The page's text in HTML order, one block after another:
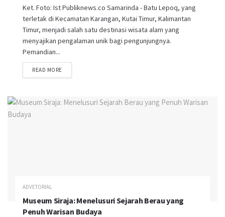
Ket. Foto: Ist Publiknews.co Samarinda - Batu Lepoq, yang
terletak di Kecamatan Karangan, Kutai Timur, Kalimantan
Timur, menjadi salah satu destinasi wisata alam yang
menyajikan pengalaman unik bagi pengunjungnya.
Pemandian...
READ MORE
ADVETORIAL
Museum Siraja: Menelusuri Sejarah Berau yang
Penuh Warisan Budaya